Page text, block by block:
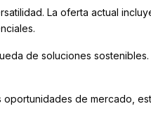
La oferta actual
de soluciones
de mercado,